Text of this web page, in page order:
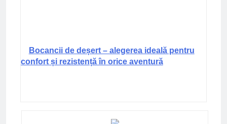
Bocancii de deșert – alegerea ideală pentru
confort și rezistență în orice aventură